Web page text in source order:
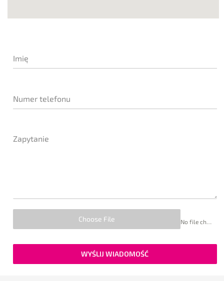
Imię
Numer telefonu
Zapytanie
Choose File No file chosen
WYŚLIJ WIADOMOŚĆ